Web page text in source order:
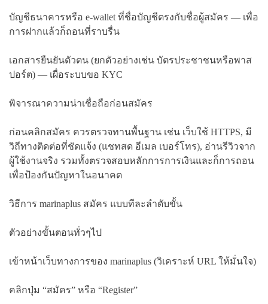
บัญชีธนาคารหรือ e-wallet ที่ชื่อบัญชีตรงกับชื่อผู้สมัคร — เพื่อ
การฝากแล้วก็ถอนที่ราบรื่น
เอกสารยืนยันตัวตน (ยกตัวอย่างเช่น บัตรประชาชนหรือพาส
ปอร์ต) — เผื่อระบบขอ KYC
พิจารณาความน่าเชื่อถือก่อนสมัคร
ก่อนคลิกสมัคร ควรตรวจทานพื้นฐาน เช่น เว็บใช้ HTTPS, มี
วิถีทางติดต่อที่ชัดแจ้ง (แชทสด อีเมล เบอร์โทร), อ่านรีวิวจาก
ผู้ใช้งานจริง รวมทั้งตรวจสอบหลักการการเงินและก็การถอน
เพื่อป้องกันปัญหาในอนาคต
วิธีการ marinaplus สมัคร แบบทีละลำดับขั้น
ตัวอย่างขั้นตอนทั่วๆไป
เข้าหน้าเว็บทางการของ marinaplus (วิเคราะห์ URL ให้มั่นใจ)
คลิกปุ่ม “สมัคร” หรือ “Register”